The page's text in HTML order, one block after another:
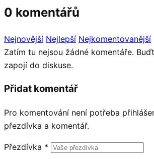
0 komentářů
Nejnovější Nejlepší Nejkomentovanější
Zatím tu nejsou žádné komentáře.
zapojí do diskuse.
Přidat komentář
Pro komentování není potřeba
přezdívka a komentář.
Přezdívka *